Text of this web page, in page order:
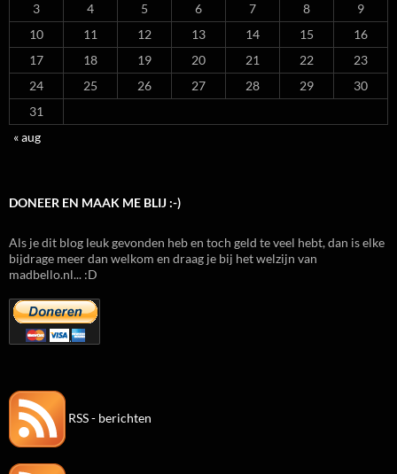
3
4 5 6 7 8
9
10
11 12 13 14 15
16
17
18 19 20 21 22
23
24
25 26 27 28 29
30
31
« aug
DONEER EN MAAK ME BLIJ :-)
Als je dit blog leuk gevonden heb en toch geld te veel hebt, dan is elke
bijdrage meer dan welkom en draag je bij het welzijn van
madbello.nl... :D
RSS - berichten